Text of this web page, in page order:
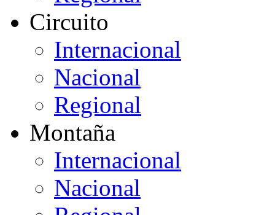
Circuito
Internacional
Nacional
Regional
Montaña
Internacional
Nacional